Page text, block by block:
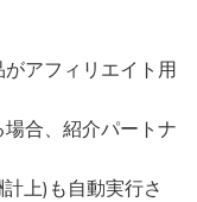
アフィリエイト用
場合、紹介パートナ
上)も自動実行さ